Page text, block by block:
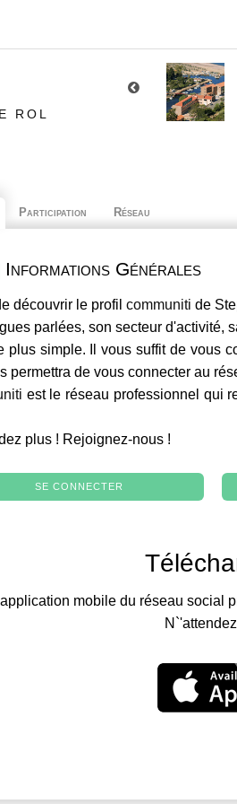
ROL
Participation Réseau
Informations Générales
découvrir le profil communiti de
parlées, son secteur d'activité,
plus simple. Il vous suffit de vous
permettra de vous connecter au
est le réseau professionnel qui
plus ! Rejoignez-nous !
SE CONNECTER
mobile du réseau social